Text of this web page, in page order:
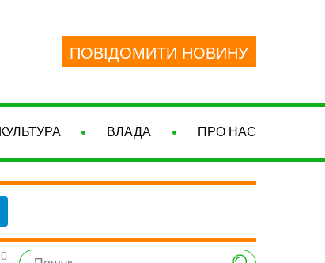
ПОВІДОМИТИ НОВИНУ
КУЛЬТУРА ВЛАДА ПРО НАС